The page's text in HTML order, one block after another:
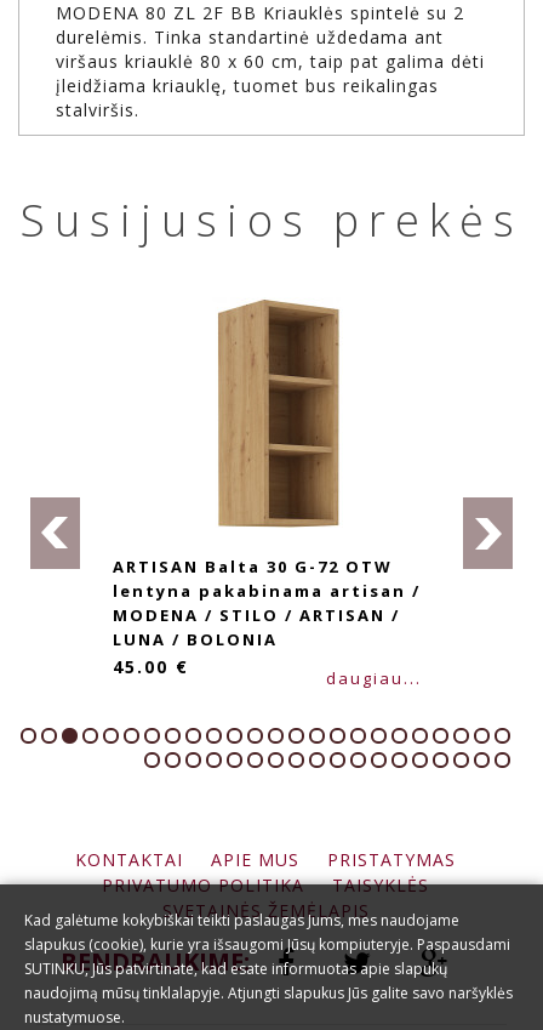
MODENA 80 ZL 2F BB Kriauklės spintelė su 2
durelėmis. Tinka standartinė uždedama ant
viršaus kriauklė 80 x 60 cm, taip pat galima dėti
įleidžiama kriauklę, tuomet bus reikalingas
stalviršis.
Susijusios prekės
ARTISAN Balta 30 G-72 OTW
lentyna pakabinama artisan /
MODENA / STILO / ARTISAN /
LUNA / BOLONIA
45.00 € daugiau...
KONTAKTAI APIE MUS
PRISTATYMAS
PRIVATUMO POLITIKA
TAISYKLĖS
SVETAINĖS ŽEMĖLAPIS
BENDRAUKIME:
Kad galėtume kokybiškai teikti paslaugas Jums, mes naudojame
slapukus (cookie), kurie yra išsaugomi Jūsų kompiuteryje. Paspausdami
SUTINKU, Jūs patvirtinate, kad esate informuotas apie slapukų
naudojimą mūsų tinklalapyje. Atjungti slapukus Jūs galite savo naršyklės
nustatymuose.